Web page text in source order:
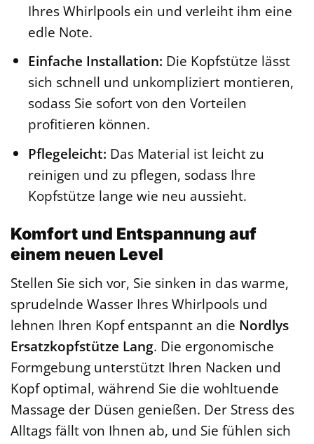
Ihres Whirlpools ein und verleiht ihm eine
edle Note.
Einfache Installation: Die Kopfstütze lässt
sich schnell und unkompliziert montieren,
sodass Sie sofort von den Vorteilen
profitieren können.
Pflegeleicht: Das Material ist leicht zu
reinigen und zu pflegen, sodass Ihre
Kopfstütze lange wie neu aussieht.
Komfort und Entspannung auf
einem neuen Level
Stellen Sie sich vor, Sie sinken in das warme,
sprudelnde Wasser Ihres Whirlpools und
lehnen Ihren Kopf entspannt an die Nordlys
Ersatzkopfstütze Lang. Die ergonomische
Formgebung unterstützt Ihren Nacken und
Kopf optimal, während Sie die wohltuende
Massage der Düsen genießen. Der Stress des
Alltags fällt von Ihnen ab, und Sie fühlen sich